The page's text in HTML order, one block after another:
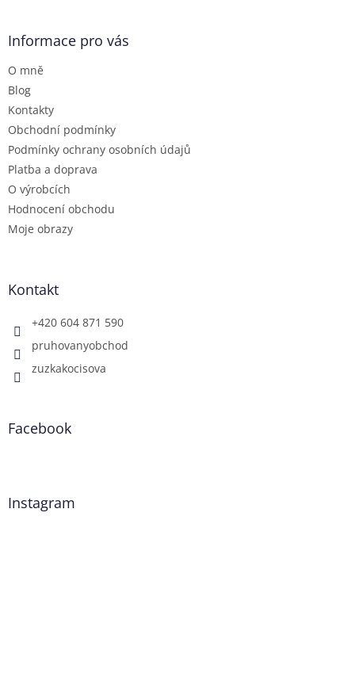
Informace pro vás
O mně
Blog
Kontakty
Obchodní podmínky
Podmínky ochrany osobních údajů
Platba a doprava
O výrobcích
Hodnocení obchodu
Moje obrazy
Kontakt
+420 604 871 590
pruhovanyobchod
zuzkakocisova
Facebook
Instagram